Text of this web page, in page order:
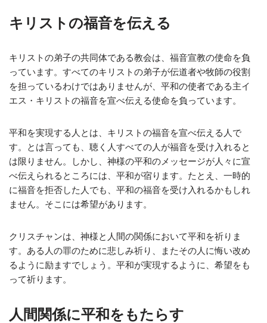
キリストの福音を伝える
キリストの弟子の共同体である教会は、福音宣教の使命を負
っています。すべてのキリストの弟子が伝道者や牧師の役割
を担っているわけではありませんが、平和の使者である主イ
エス・キリストの福音を宣べ伝える使命を負っています。
平和を実現する人とは、キリストの福音を宣べ伝える人で
す。とは言っても、聴く人すべての人が福音を受け入れると
は限りません。しかし、神様の平和のメッセージが人々に宣
べ伝えられるところには、平和が宿ります。たとえ、一時的
に福音を拒否した人でも、平和の福音を受け入れるかもしれ
ません。そこには希望があります。
クリスチャンは、神様と人間の関係において平和を祈りま
す。ある人の罪のために悲しみ祈り、またその人に悔い改め
るように励ますでしょう。平和が実現するように、希望をも
って祈ります。
人間関係に平和をもたらす